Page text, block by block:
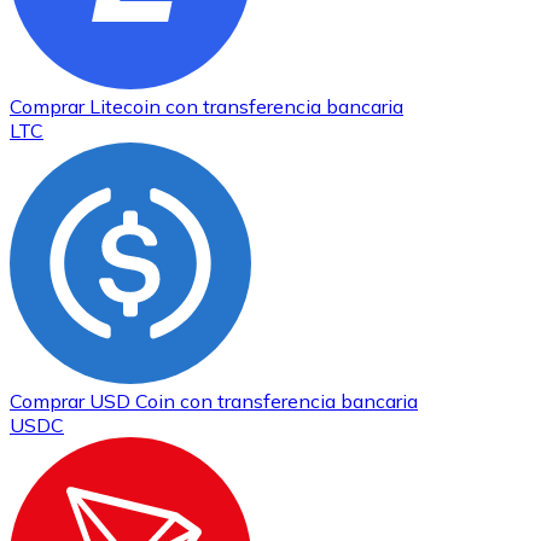
XRP
XRP
Ver todo
Efectivo
Compra criptomonedas con efectivo en tu tienda más
Comprar con efectivo
Transferencia SEPA
Añade fondos a tu cuenta Bitnovo o realiza compras
Comprar Litecoin con transferencia bancaria
LTC
Comprar USD Coin con transferencia bancaria
USDC